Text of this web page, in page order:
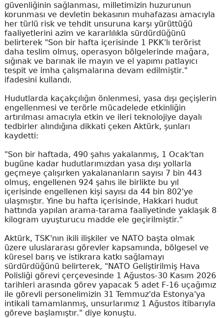
güvenliğinin sağlanması, milletimizin huzurunun
korunması ve devletin bekasının muhafazası amacıyla
her türlü risk ve tehdit unsuruna karşı yürüttüğü
faaliyetlerini azim ve kararlılıkla sürdürdüğünü
belirterek "Son bir hafta içerisinde 1 PKK'lı terörist
daha teslim olmuş, operasyon bölgelerinde mağara,
sığınak ve barınak ile mayın ve el yapımı patlayıcı
tespit ve imha çalışmalarına devam edilmiştir."
ifadesini kullandı.
Hudutlarda kaçakçılığın önlenmesi, yasa dışı geçişlerin
engellenmesi ve terörle mücadelede etkinliğin
artırılması amacıyla etkin ve ileri teknolojiye dayalı
tedbirler alındığına dikkati çeken Aktürk, şunları
kaydetti:
"Son bir haftada, 490 şahıs yakalanmış, 1 Ocak'tan
bugüne kadar hudutlarımızdan yasa dışı yollarla
geçmeye çalışırken yakalananların sayısı 7 bin 443
olmuş, engellenen 924 şahıs ile birlikte bu yıl
içerisinde engellenen kişi sayısı da 44 bin 802'ye
ulaşmıştır. Yine bu hafta içerisinde, Hakkari hudut
hattında yapılan arama-tarama faaliyetinde yaklaşık 8
kilogram uyuşturucu madde ele geçirilmiştir."
Aktürk, TSK'nın ikili ilişkiler ve NATO başta olmak
üzere uluslararası görevler kapsamında, bölgesel ve
küresel barış ve istikrara katkı sağlamayı
sürdürdüğünü belirterek, "NATO Geliştirilmiş Hava
Polisliği görevi çerçevesinde 1 Ağustos-30 Kasım 2026
tarihleri arasında görev yapacak 5 adet F-16 uçağımız
ile görevli personelimizin 31 Temmuz'da Estonya'ya
intikali tamamlanmış, unsurlarımız 1 Ağustos itibarıyla
göreve başlamıştır." diye konuştu.